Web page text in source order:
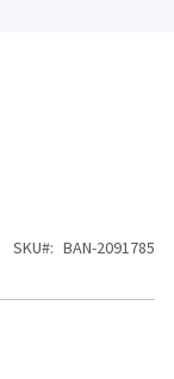
SKU BAN-2091785